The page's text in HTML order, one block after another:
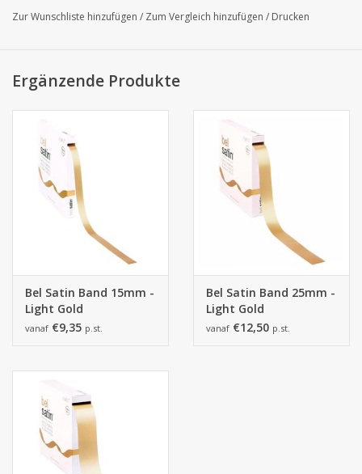
Satin Bänder können pro Rolle zu 100 Metern bestellt werden.
Zur Wunschliste hinzufügen / Zum Vergleich hinzufügen / Drucken
Ergänzende Produkte
Bel Satin Band 15mm -
Light Gold
vanaf €9,35 p.st.
Bel Satin Band 25mm -
Light Gold
vanaf €12,50 p.st.